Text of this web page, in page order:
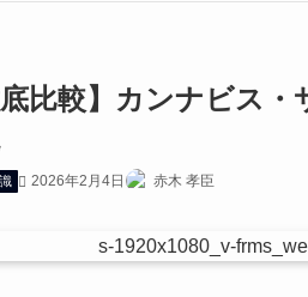
底比較】カンナビス
2026年2月4日 赤木 孝臣